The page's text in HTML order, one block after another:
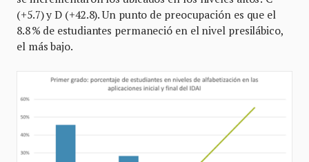
(+5.7) y D (+42.8). Un punto de preocupación es que el
8.8 % de estudiantes permaneció en el nivel presilábico,
el más bajo.